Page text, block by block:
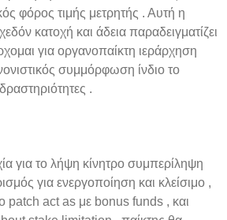
φόρος τιμής μετρητής . Αυτή η
κατοχή και άδεια παραδειγματίζει
για οργανοπαίκτη ιεράρχηση
συμμόρφωση ίνδιο το
.
για το λήψη κίνητρο συμπερίληψη
για ενεργοποίηση και κλείσιμο ,
patch act as με bonus funds , και